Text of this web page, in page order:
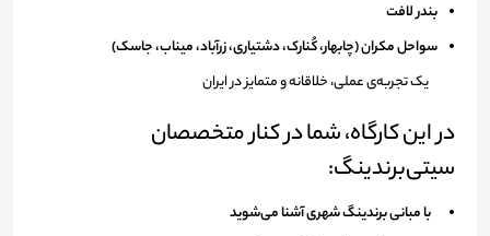
بندر لافت
سواحل مکران (چابهار، کُنارک، دشتیاری، زرآباد، میناب، جاسک)
یک تجربه‌ی عملی، خلاقانه و متمایز در ایران
در این کارگاه، شما در کنار متخصصان
سیتی‌برندینگ:
با مبانی برندینگ شهری آشنا می‌شوید